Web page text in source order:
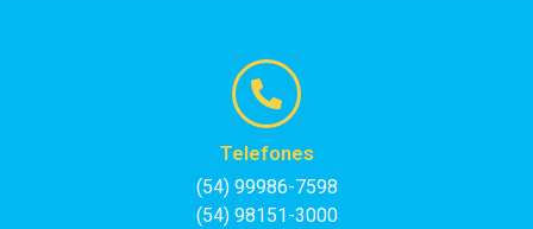
Telefones
(54) 99986-7598
(54) 98151-3000